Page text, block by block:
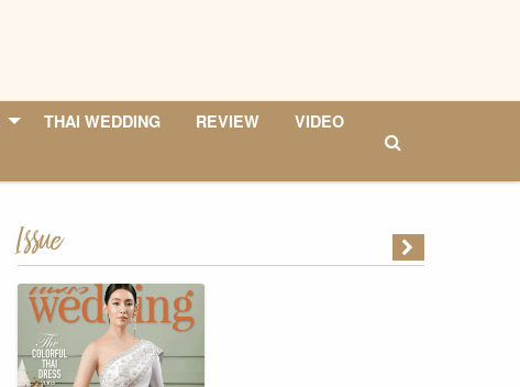
THAI WEDDING REVIEW
VIDEO
Issue